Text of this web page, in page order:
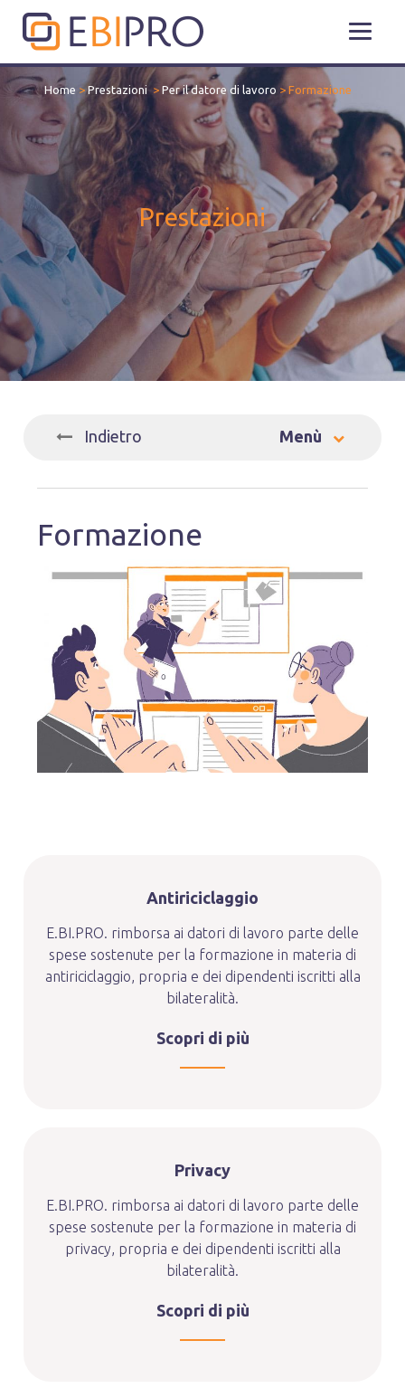
Home >Prestazioni >Per il datore di lavoro >Formazione
Prestazioni
Indietro Menù
Formazione
Antiriciclaggio
E.BI.PRO. rimborsa ai datori di lavoro parte delle
spese sostenute per la formazione in materia di
antiriciclaggio, propria e dei dipendenti iscritti alla
bilateralità.
Scopri di più
Privacy
E.BI.PRO. rimborsa ai datori di lavoro parte delle
spese sostenute per la formazione in materia di
privacy, propria e dei dipendenti iscritti alla
bilateralità.
Scopri di più